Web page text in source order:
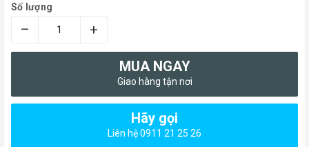
Số lượng
– +
MUA NGAY
Giao hàng tận nơi
Hãy gọi
Liên hệ 0911 21 25 26